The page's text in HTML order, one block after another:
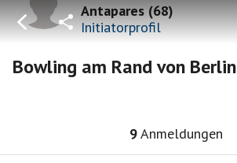
Antapares(68)
Initiatorprofil
Bowling am Rand von Berlin
9Anmeldungen